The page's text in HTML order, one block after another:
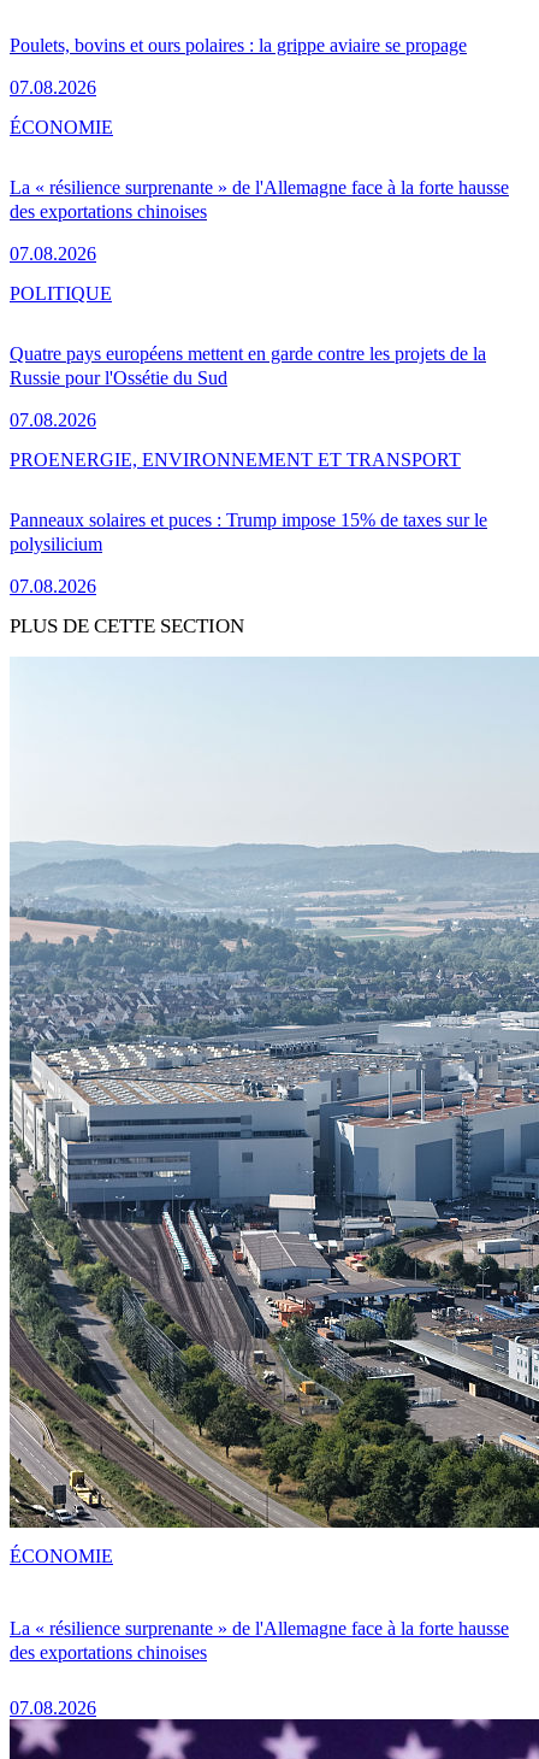
Poulets, bovins et ours polaires : la grippe aviaire se propage
07.08.2026
La « résilience surprenante » de l'Allemagne face à la forte hausse
des exportations chinoises
07.08.2026
ÉCONOMIE
Quatre pays européens mettent en garde contre les projets de la
Russie pour l'Ossétie du Sud
07.08.2026
POLITIQUE
Panneaux solaires et puces : Trump impose 15% de taxes sur le
polysilicium
07.08.2026
PROENERGIE, ENVIRONNEMENT ET TRANSPORT
PLUS DE CETTE SECTION
La « résilience surprenante » de l'Allemagne face à la forte hausse
des exportations chinoises
07.08.2026
ÉCONOMIE